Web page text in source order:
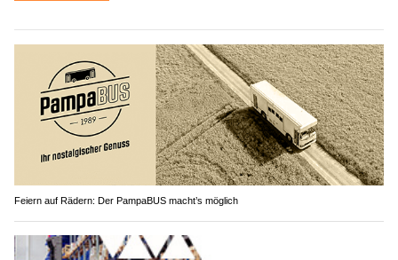
Feiern auf Rädern: Der PampaBUS macht’s möglich